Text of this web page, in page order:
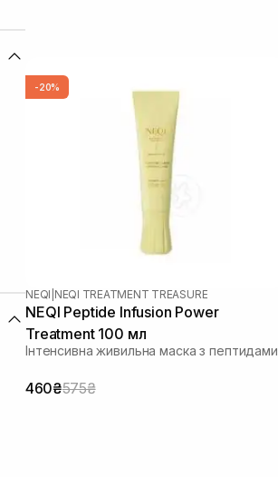
-20%
NEQI NEQI TREATMENT TREASURE
NEQI Peptide Infusion Power
Treatment 100 мл
Інтенсивна живильна маска з пептидами
460₴575₴